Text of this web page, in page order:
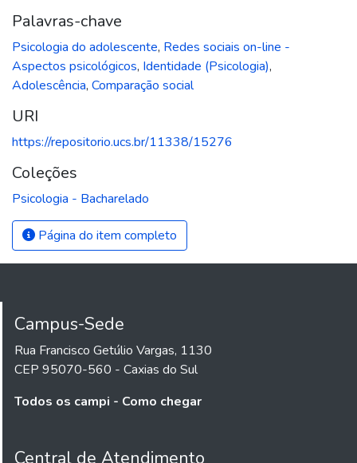
Palavras-chave
Psicologia do adolescente, Redes sociais on-line -
Aspectos psicológicos, Identidade (Psicologia),
Adolescência, Comparação social
URI
https://repositorio.ucs.br/11338/15276
Coleções
Psicologia - Bacharelado
Página do item completo
Campus-Sede
Rua Francisco Getúlio Vargas, 1130
CEP 95070-560 - Caxias do Sul
Todos os campi - Como chegar
Central de Atendimento